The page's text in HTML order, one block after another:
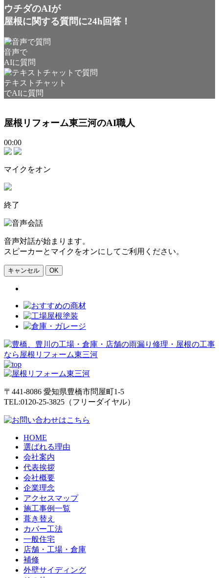
ウチダのAIが
屋根に関する質問に24h回答！
音声で
AIに質問
テキストチャット
でAIに質問
屋根リフォーム東三河のAI職人
00:00
マイクをオン
終了
音声対話が始まります。
スピーカーとマイクをオンにしてご利用ください。
キャンセル OK
〒441-8086 愛知県豊橋市問屋町1-5
TEL:0120-25-3825（フリーダイヤル）
HOME
選ばれる理由
会社案内
代表挨拶
会社概要
企業理念
アクセスマップ
施工事例一覧
葺き替え
カバー工法
一般住宅
店舗・工場・倉庫
補修
外壁サイディング